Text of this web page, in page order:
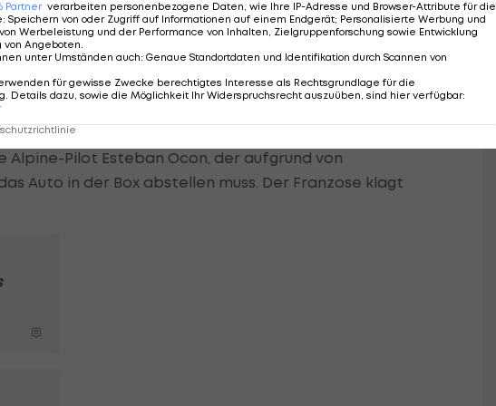
Monegasse nach einem Verbremser in die
der Folge die rote Flagge gezeigt.
vor Ende Formel-1-Rookie Franco Colapinto
nicht mehr abfangen kann, besorgt den Einschlag
Pilot Esteban Ocon, der aufgrund von
Auto in der Box abstellen muss. Der Franzose klagt
Partner verarbeiten personenbezogene Daten, wie Ihre IP-Adresse und Browser-Attribute für die
: Speichern von oder Zugriff auf Informationen auf einem Endgerät; Personalisierte Werbung und
Werbeleistung und der Performance von Inhalten, Zielgruppenforschung sowie Entwicklung
von Angeboten.
unter Umständen auch: Genaue Standortdaten und Identifikation durch Scannen von
für gewisse Zwecke berechtigtes Interesse als Rechtsgrundlage für die
Details dazu, sowie die Möglichkeit Ihr Widerspruchsrecht auszuüben, sind hier verfügbar: